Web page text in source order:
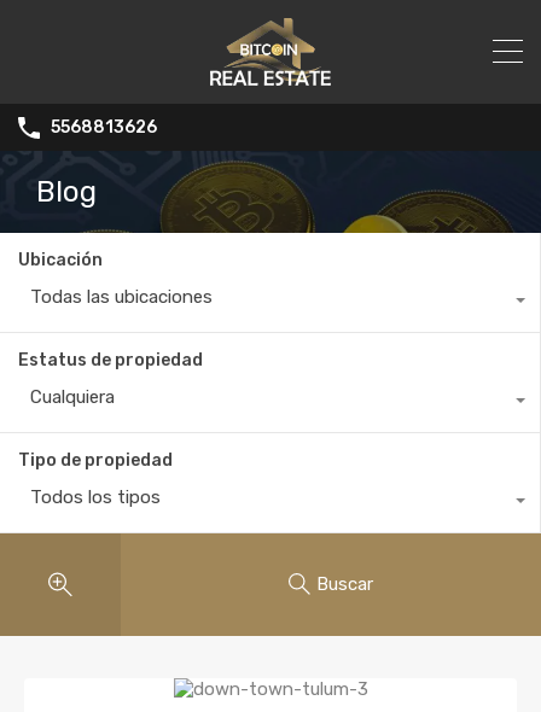
5568813626
Blog
Ubicación
Todas las ubicaciones
Estatus de propiedad
Cualquiera
Tipo de propiedad
Todos los tipos
Buscar